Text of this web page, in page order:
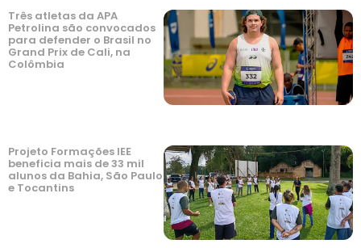
Três atletas da APA
Petrolina são convocados
para defender o Brasil no
Grand Prix de Cali, na
Colômbia
Projeto Formações IEE
beneficia mais de 33 mil
alunos da Bahia, São Paulo
e Tocantins